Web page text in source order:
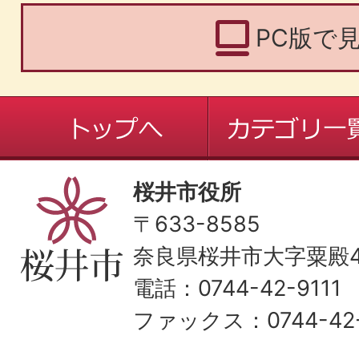
PC版で
桜井市役所
〒633-8585
奈良県桜井市大字粟
電話：0744-42-9111
ファックス：0744-